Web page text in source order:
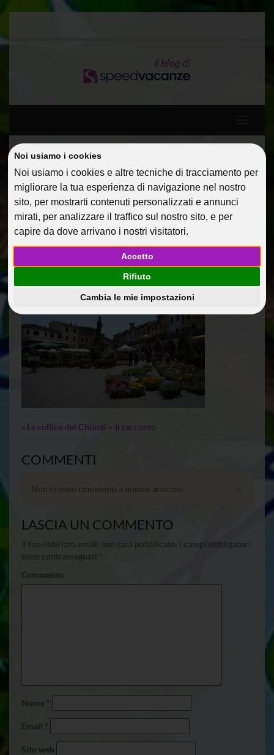
Noi usiamo i cookies
Noi usiamo i cookies e altre tecniche di tracciamento per
migliorare la tua esperienza di navigazione nel nostro
sito, per mostrarti contenuti personalizzati e annunci
mirati, per analizzare il traffico sul nostro sito, e per
capire da dove arrivano i nostri visitatori.
Accetto
Rifiuto
Cambia le mie impostazioni
GREVE-IN-CHIANTI
15 Nov 2016
Twitter
« Le colline del Chianti – Il racconto
COMMENTI
Non ci sono commenti a questo articolo.
LASCIA UN COMMENTO
Il tuo indirizzo email non sarà pubblicato. I campi obbligatori
sono contrassegnati
Commento
Nome *
Email *
Sito web